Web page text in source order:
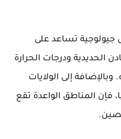
جيولوجية تساعد على
الحديدية ودرجات الحرارة
وبالإضافة إلى الولايات
فإن المناطق الواعدة تقع